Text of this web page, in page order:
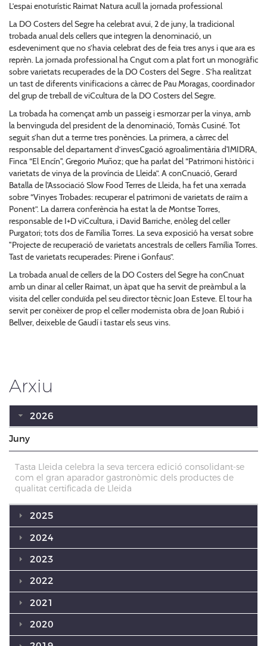
L’espai enoturístic Raimat Natura acull la jornada professional
La DO Costers del Segre ha celebrat avui, 2 de juny, la tradicional
trobada anual dels cellers que integren la denominació, un
esdeveniment que no s’havia celebrat des de feia tres anys i que ara es
reprèn. La jornada professional ha Cngut com a plat fort un monogràfic
sobre varietats recuperades de la DO Costers del Segre . S’ha realitzat
un tast de diferents vinificacions a càrrec de Pau Moragas, coordinador
del grup de treball de viCcultura de la DO Costers del Segre.
La trobada ha començat amb un passeig i esmorzar per la vinya, amb
la benvinguda del president de la denominació, Tomàs Cusiné. Tot
seguit s’han dut a terme tres ponències. La primera, a càrrec del
responsable del departament d’invesCgació agroalimentària d'IMIDRA,
Finca “El Encín", Gregorio Muñoz; que ha parlat del “Patrimoni històric i
varietats de vinya de la província de Lleida”. A conCnuació, Gerard
Batalla de l'Associació Slow Food Terres de Lleida, ha fet una xerrada
sobre “Vinyes Trobades: recuperar el patrimoni de varietats de raïm a
Ponent”. La darrera conferència ha estat la de Montse Torres,
responsable de I+D viCcultura, i David Barriche, enòleg del celler
Purgatori; tots dos de Família Torres. La seva exposició ha versat sobre
"Projecte de recuperació de varietats ancestrals de cellers Família Torres.
Tast de varietats recuperades: Pirene i Gonfaus”.
La trobada anual de cellers de la DO Costers del Segre ha conCnuat
amb un dinar al celler Raimat, un àpat que ha servit de preàmbul a la
visita del celler conduïda pel seu director tècnic Joan Esteve. El tour ha
servit per conèixer de prop el celler modernista obra de Joan Rubió i
Bellver, deixeble de Gaudí i tastar els seus vins.
Arxiu
2026
Juny
Tasta Lleida celebra la seva tercera edició consolidant-se
com el gran aparador gastronòmic dels productes de
qualitat certificada de Lleida
2025
2024
2023
2022
2021
2020